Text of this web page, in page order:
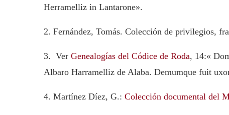
Herramelliz in Lantarone».
2. Fernández, Tomás. Colección de privilegios,
3. Ver Genealogías del Códice de Roda, 14:«
Albaro Harramelliz de Alaba. Demumque fuit
4. Martínez Díez, G.: Colección documental del